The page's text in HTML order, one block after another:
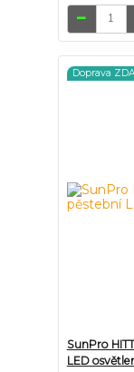
Doprava
SunPro
LED